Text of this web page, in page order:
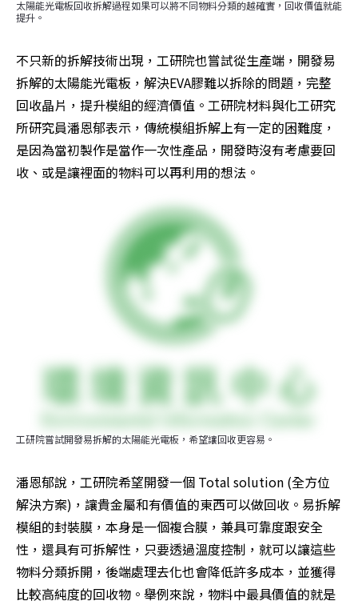
太陽能光電板回收拆解過程如果可以將不同物料分類的越確實，回收價值就能
提升。
不只新的拆解技術出現，工研院也嘗試從生產端，開發易
拆解的太陽能光電板，解決EVA膠難以拆除的問題，完整
回收晶片，提升模組的經濟價值。工研院材料與化工研究
所研究員潘恩郁表示，傳統模組拆解上有一定的困難度，
是因為當初製作是當作一次性產品，開發時沒有考慮要回
收、或是讓裡面的物料可以再利用的想法。
工研院嘗試開發易拆解的太陽能光電板，希望讓回收更容易。
潘恩郁說，工研院希望開發一個 Total solution (全方位
解決方案)，讓貴金屬和有價值的東西可以做回收。易拆解
模組的封裝膜，本身是一個複合膜，兼具可靠度跟安全
性，還具有可拆解性，只要透過溫度控制，就可以讓這些
物料分類拆開，後端處理去化也會降低許多成本，並獲得
比較高純度的回收物。舉例來說，物料中最具價值的就是